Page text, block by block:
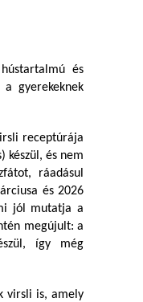
és
gyerekeknek
receptúrája
készül, és nem
ráadásul
és 2026
jól mutatja a
megújult: a
így még
virsli is, amely